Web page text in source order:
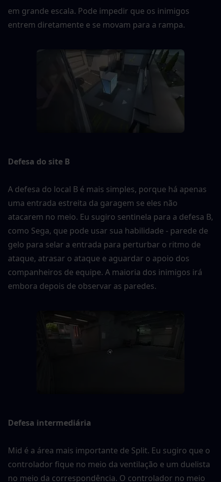
em grande escala. Pode impedir que os inimigos
entrem diretamente e se movam para a rampa.
Defesa do site B
A defesa do local B é mais simples, porque há apenas
uma entrada estreita da garagem se eles não
atacarem no meio. Eu sugiro sentinela para a defesa B,
como Sega, que pode usar sua habilidade - parede de
gelo para selar a entrada para perturbar o ritmo de
ataque, atrasar o ataque e aguardar o apoio dos
companheiros de equipe. A maioria dos inimigos irá
embora depois de observar as paredes.
Defesa intermediária
Mid é a área mais importante de Split. Eu sugiro que o
controlador fique no meio da ventilação e um duelista
no meio da correspondência. O controlador no meio